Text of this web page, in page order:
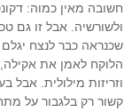
חשובה מאין כמוה:
ולשורשיה. אבל זו גם
שכנראה כבר לנצח
וזריזות מילולית.
קשור רק בלגבור על